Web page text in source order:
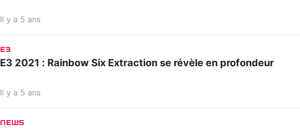
Il y a 5 ans
E3
E3 2021 : Rainbow Six Extraction se révèle en profondeur
Il y a 5 ans
NEWS